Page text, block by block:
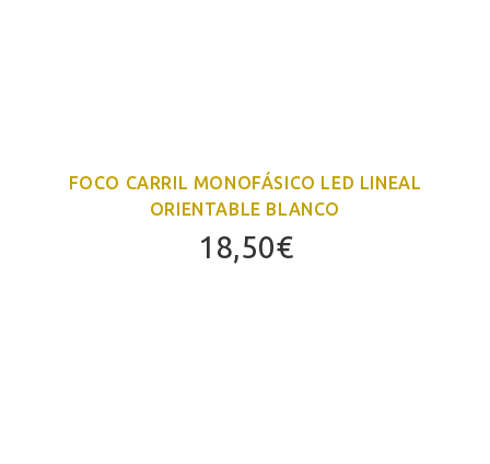
FOCO CARRIL MONOFÁSICO LED LINEAL
ORIENTABLE BLANCO
18,50€